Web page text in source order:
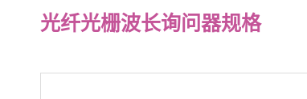
光纤光栅波长询问器规格